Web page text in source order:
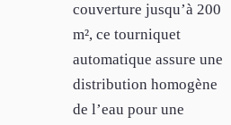
couverture jusqu’à 200
m², ce tourniquet
automatique assure une
distribution homogène
de l’eau pour une